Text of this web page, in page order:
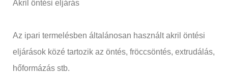
Akril öntési eljárás
Az ipari termelésben általánosan használt akril öntési
eljárások közé tartozik az öntés, fröccsöntés, extrudálás,
hőformázás stb.